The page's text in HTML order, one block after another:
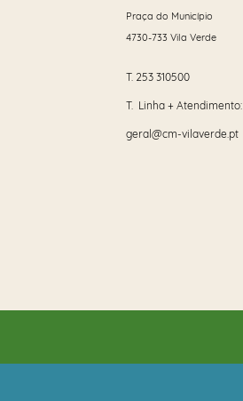
Praça do Município
4730-733 Vila Verde
T. 253 310500
T. Linha + Atendimento:
geral@cm-vilaverde.pt